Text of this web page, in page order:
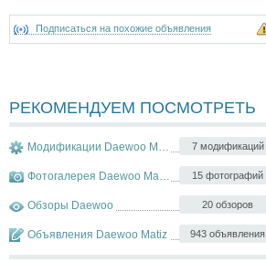
Подписаться на похожие объявления
РЕКОМЕНДУЕМ ПОСМОТРЕТЬ
7 модификаций
Модификации Daewoo Matiz
15 фотографий
Фотогалерея Daewoo Matiz
20 обзоров
Обзоры Daewoo
943 объявления
Объявления Daewoo Matiz